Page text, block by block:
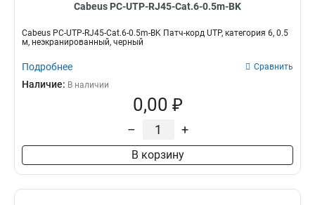
Cabeus PC-UTP-RJ45-Cat.6-0.5m-BK
Cabeus PC-UTP-RJ45-Cat.6-0.5m-BK Патч-корд UTP, категория 6, 0.5
м, неэкранированный, черный
Подробнее Сравнить
Наличие: В наличии
0,00 ₽
– +
В корзину